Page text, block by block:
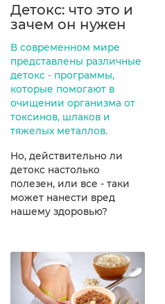
Детокс: что это и
зачем он нужен
В современном мире
представлены различные
детокс - программы,
которые помогают в
очищении организма от
токсинов, шлаков и
тяжелых металлов.
Но, действительно ли
детокс настолько
полезен, или все - таки
может нанести вред
нашему здоровью?